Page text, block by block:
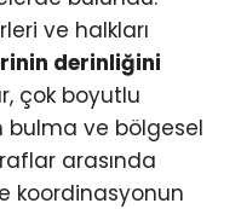
ve halkları
derinliğini
çok boyutlu
bulma ve bölgesel
arasında
koordinasyonun